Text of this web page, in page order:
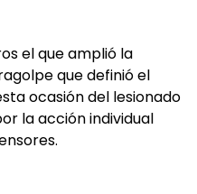
el que amplió la
que definió el
ocasión del lesionado
la acción individual